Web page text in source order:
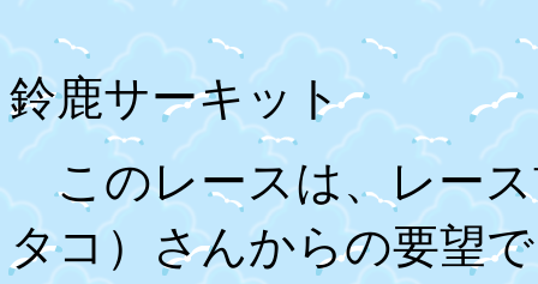
鈴鹿サーキット
このレースは、レー
タコ）さんからの要望